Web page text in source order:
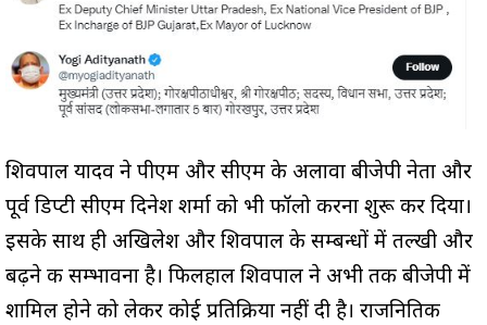
शिवपाल यादव ने पीएम और सीएम के अलावा बीजेपी नेता और
पूर्व डिप्टी सीएम दिनेश शर्मा को भी फॉलो करना शुरू कर दिया।
इसके साथ ही अखिलेश और शिवपाल के सम्बन्धों में तल्खी और
बढ़ने की सम्भावना है। फिलहाल शिवपाल ने अभी तक बीजेपी में
शामिल होने को लेकर कोई प्रतिक्रिया नहीं दी है। राजनितिक